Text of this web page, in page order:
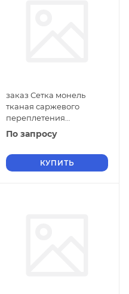
заказ Сетка монель
тканая саржевого
переплетения
двусторонняя
фильтровая 0,9х0,6 мм
ячейки
По запросу
КУПИТЬ